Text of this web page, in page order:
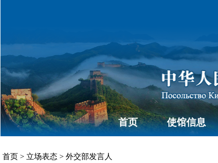
首页 使馆信息
首页 > 立场表态 > 外交部发言人